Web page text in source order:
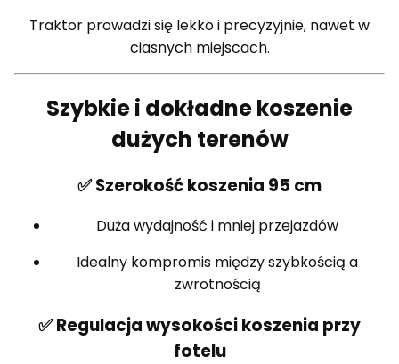
Traktor prowadzi się lekko i precyzyjnie, nawet w
ciasnych miejscach.
Szybkie i dokładne koszenie
dużych terenów
✅ Szerokość koszenia 95 cm
Duża wydajność i mniej przejazdów
Idealny kompromis między szybkością a
zwrotnością
✅ Regulacja wysokości koszenia przy
fotelu